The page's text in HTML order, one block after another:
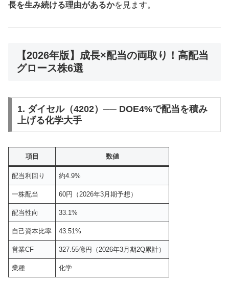
長を生み続ける理由があるかを見ます。
【2026年版】成長×配当の両取り！高配当
グロース株6選
1. ダイセル（4202）── DOE4%で配当を積み
上げる化学大手
項目 数値
配当利回り 約4.9%
一株配当 60円（2026年3月期予想）
配当性向 33.1%
自己資本比率 43.51%
営業CF 327.55億円（2026年3月期2Q累計）
業種 化学